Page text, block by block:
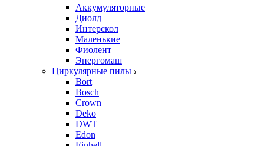
Аккумуляторные
Диолд
Интерскол
Маленькие
Фиолент
Энергомаш
Циркулярные пилы
Bort
Bosch
Crown
Deko
DWT
Edon